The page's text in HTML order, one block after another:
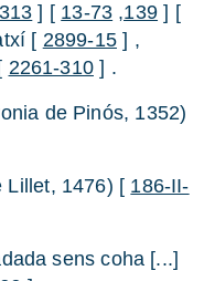
] [ 13-73 ,139 ] [
[ 2899-15] ,
2261-310] .
de Pinós, 1352)
Lillet, 1476) [ 186-II-
sens coha [...]